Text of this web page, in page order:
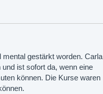
mental gestärkt worden. Carla
ist sofort da, wenn eine
können. Die Kurse waren